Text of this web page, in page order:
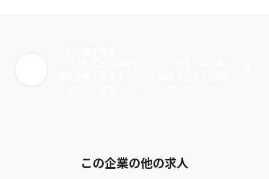
「日本文化体験」をご提供します。
この企業の他の求人